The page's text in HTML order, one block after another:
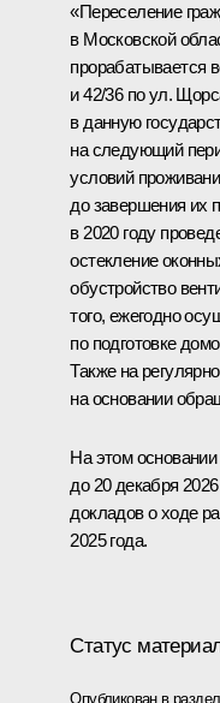
«Переселение
в Московской
прорабатывается
и 42/36 по ул.
в данную
на следующий
условий
до завершения их
в 2020 году
остекление
обустройство
того, ежегодно
по подготовке
Также на
на основании
На этом
до 20 декабря
докладов о ходе
2025 года.
Статус
Опубликован в